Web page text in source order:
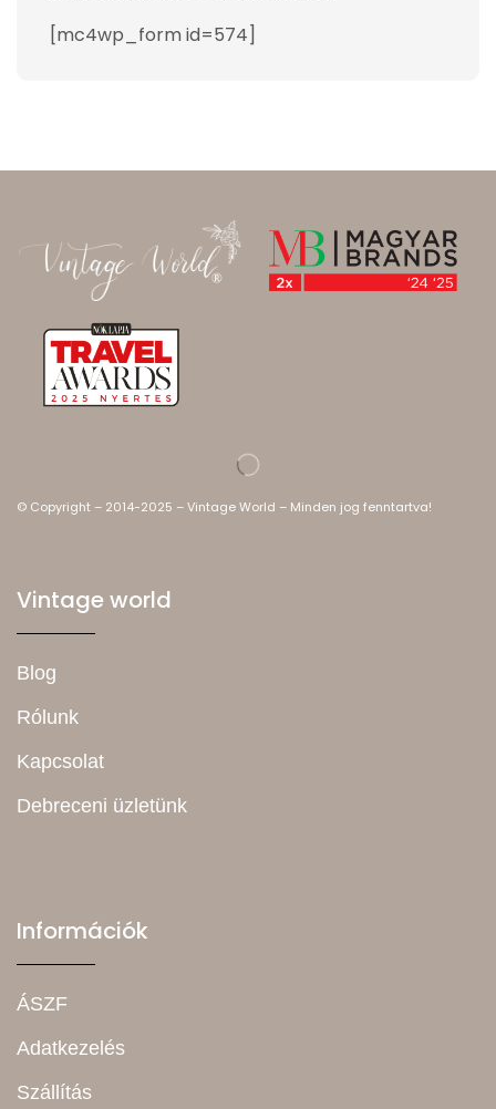
[mc4wp_form id=574]
© Copyright – 2014-2025 – Vintage World – Minden jog fenntartva!
Vintage world
Blog
Rólunk
Kapcsolat
Debreceni üzletünk
Információk
ÁSZF
Adatkezelés
Szállítás